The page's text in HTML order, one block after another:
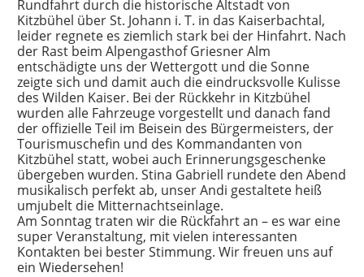
Rundfahrt durch die historische Altstadt von
Kitzbühel über St. Johann i. T. in das Kaiserbachtal,
leider regnete es ziemlich stark bei der Hinfahrt. Nach
der Rast beim Alpengasthof Griesner Alm
entschädigte uns der Wettergott und die Sonne
zeigte sich und damit auch die eindrucksvolle Kulisse
des Wilden Kaiser. Bei der Rückkehr in Kitzbühel
wurden alle Fahrzeuge vorgestellt und danach fand
der offizielle Teil im Beisein des Bürgermeisters, der
Tourismuschefin und des Kommandanten von
Kitzbühel statt, wobei auch Erinnerungsgeschenke
übergeben wurden. Stina Gabriell rundete den Abend
musikalisch perfekt ab, unser Andi gestaltete heiß
umjubelt die Mitternachtseinlage.
Am Sonntag traten wir die Rückfahrt an – es war eine
super Veranstaltung, mit vielen interessanten
Kontakten bei bester Stimmung. Wir freuen uns auf
ein Wiedersehen!